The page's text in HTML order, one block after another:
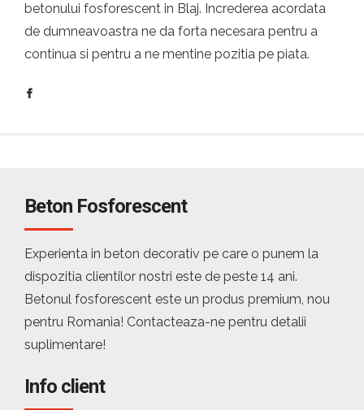
betonului fosforescent in Blaj. Increderea acordata
de dumneavoastra ne da forta necesara pentru a
continua si pentru a ne mentine pozitia pe piata.
Beton Fosforescent
Experienta in beton decorativ pe care o punem la
dispozitia clientilor nostri este de peste 14 ani.
Betonul fosforescent este un produs premium, nou
pentru Romania! Contacteaza-ne pentru detalii
suplimentare!
Info client